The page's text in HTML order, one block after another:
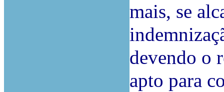
mais, se
devendo o
apto para